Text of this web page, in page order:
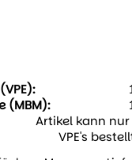
(MBM):
Artikel kann
VPE's